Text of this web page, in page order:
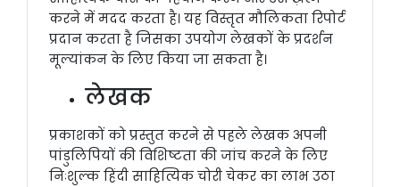
करने में मदद करता है। यह विस्तृत मौलिकता रिपोर्ट
प्रदान करता है जिसका उपयोग लेखकों के प्रदर्शन
मूल्यांकन के लिए किया जा सकता है।
लेखक
प्रकाशकों को प्रस्तुत करने से पहले लेखक अपनी
पांडुलिपियों की विशिष्टता की जांच करने के लिए
निःशुल्क हिंदी साहित्यिक चोरी चेकर का लाभ उठा